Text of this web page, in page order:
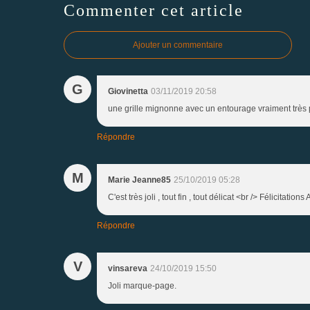
Commenter cet article
Ajouter un commentaire
G Giovinetta 03/11/2019 20:58
une grille mignonne avec un entourage vraiment très
Répondre
M Marie Jeanne85 25/10/2019 05:28
C'est très joli , tout fin , tout délicat <br /> Félicitations
Répondre
V vinsareva 24/10/2019 15:50
Joli marque-page.